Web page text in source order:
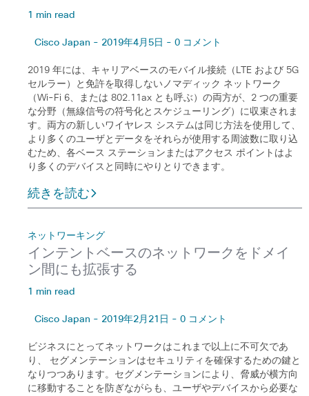
1 min read
Cisco Japan - 2019年4月5日 - 0 コメント
2019 年には、キャリアベースのモバイル接続（LTE および 5G
セルラー）と免許を取得しないノマディック ネットワーク
（Wi-Fi 6、または 802.11ax とも呼ぶ）の両方が、2 つの重要
な分野（無線信号の符号化とスケジューリング）に収束されま
す。両方の新しいワイヤレス システムは同じ方法を使用して、
より多くのユーザとデータをそれらが使用する周波数に取り込
むため、各ベース ステーションまたはアクセス ポイントはよ
り多くのデバイスと同時にやりとりできます。
続きを読む
ネットワーキング
インテントベースのネットワークをドメイ
ン間にも拡張する
1 min read
Cisco Japan - 2019年2月21日 - 0 コメント
ビジネスにとってネットワークはこれまで以上に不可欠であ
り、 セグメンテーションはセキュリティを確保するための鍵と
なりつつあります。セグメンテーションにより、脅威が横方向
に移動することを防ぎながらも、ユーザやデバイスから必要な